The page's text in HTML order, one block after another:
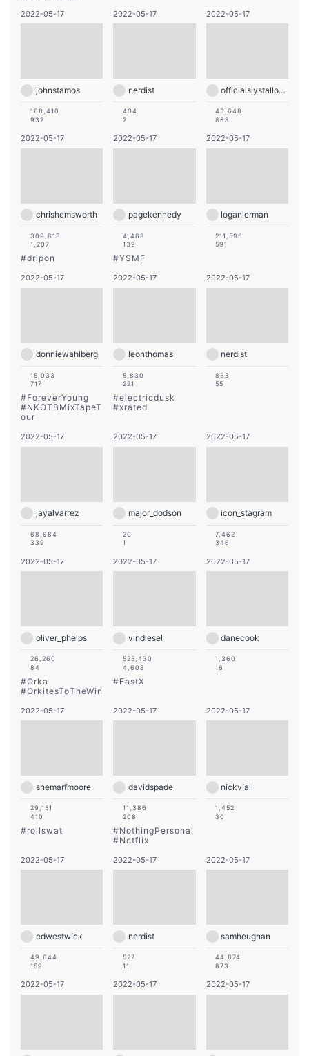
2022-05-17
johnstamos
168,410
932
2022-05-17
nerdist
434
2
2022-05-17
officialslystallone
43,648
868
2022-05-17
chrishemsworth
309,618
1,207
#dripon
2022-05-17
pagekennedy
4,468
139
#YSMF
2022-05-17
loganlerman
211,596
591
2022-05-17
donniewahlberg
15,033
717
#ForeverYoung
#NKOTBMixTapeT
our
2022-05-17
leonthomas
5,830
221
#electricdusk
#xrated
2022-05-17
nerdist
833
55
2022-05-17
jayalvarrez
68,684
339
2022-05-17
major_dodson
20
1
2022-05-17
icon_stagram
7,462
346
2022-05-17
oliver_phelps
26,260
84
#Orka
#OrkitesToTheWin
2022-05-17
vindiesel
525,430
4,608
#FastX
2022-05-17
danecook
1,360
16
2022-05-17
shemarfmoore
29,151
410
#rollswat
2022-05-17
davidspade
11,386
208
#NothingPersonal
#Netflix
2022-05-17
nickviall
1,452
30
2022-05-17
edwestwick
49,644
159
2022-05-17
nerdist
527
11
2022-05-17
samheughan
44,874
873
2022-05-17 2022-05-17 2022-05-17